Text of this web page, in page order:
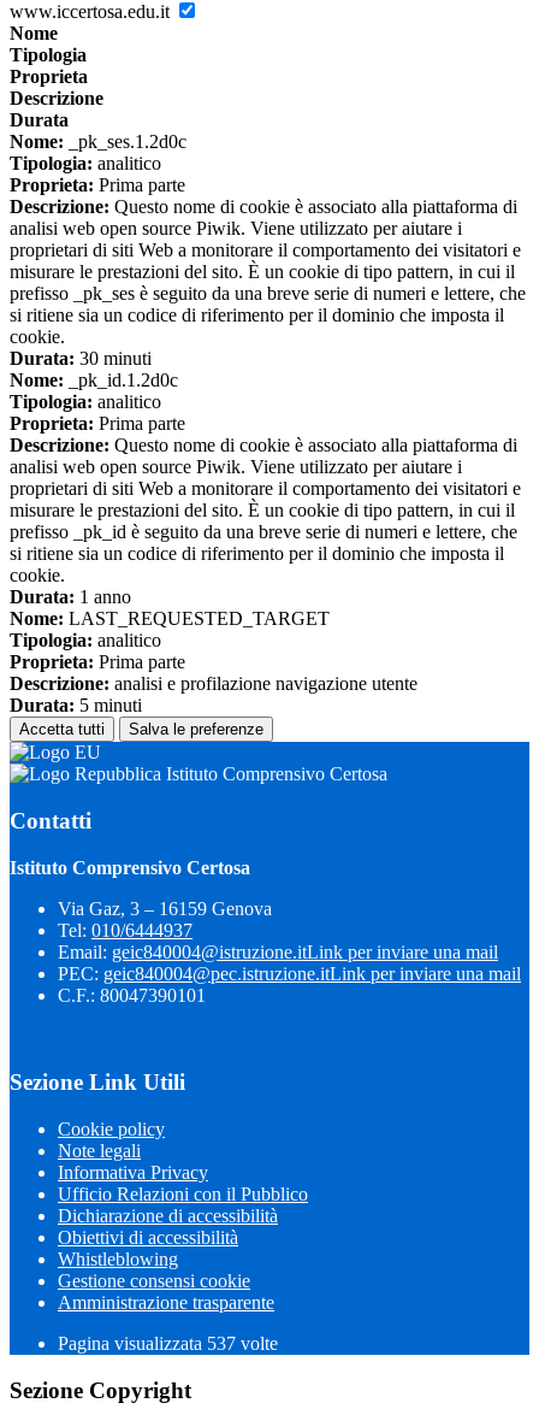
www.iccertosa.edu.it
Nome
Tipologia
Proprieta
Descrizione
Durata
Nome: _pk_ses.1.2d0c
Tipologia: analitico
Proprieta: Prima parte
Descrizione: Questo nome di cookie è associato alla piattaforma di
analisi web open source Piwik. Viene utilizzato per aiutare i
proprietari di siti Web a monitorare il comportamento dei visitatori e
misurare le prestazioni del sito. È un cookie di tipo pattern, in cui il
prefisso _pk_ses è seguito da una breve serie di numeri e lettere, che
si ritiene sia un codice di riferimento per il dominio che imposta il
cookie.
Durata: 30 minuti
Nome: _pk_id.1.2d0c
Tipologia: analitico
Proprieta: Prima parte
Descrizione: Questo nome di cookie è associato alla piattaforma di
analisi web open source Piwik. Viene utilizzato per aiutare i
proprietari di siti Web a monitorare il comportamento dei visitatori e
misurare le prestazioni del sito. È un cookie di tipo pattern, in cui il
prefisso _pk_id è seguito da una breve serie di numeri e lettere, che
si ritiene sia un codice di riferimento per il dominio che imposta il
cookie.
Durata: 1 anno
Nome: LAST_REQUESTED_TARGET
Tipologia: analitico
Proprieta: Prima parte
Descrizione: analisi e profilazione navigazione utente
Durata: 5 minuti
Accetta tutti Salva le preferenze
Istituto Comprensivo Certosa
Contatti
Istituto Comprensivo Certosa
Via Gaz, 3 – 16159 Genova
Tel: 010/6444937
Email: geic840004@istruzione.itLink per inviare una mail
PEC: geic840004@pec.istruzione.itLink per inviare una mail
C.F.: 80047390101
Sezione Link Utili
Cookie policy
Note legali
Informativa Privacy
Ufficio Relazioni con il Pubblico
Dichiarazione di accessibilità
Obiettivi di accessibilità
Whistleblowing
Gestione consensi cookie
Amministrazione trasparente
Pagina visualizzata 537 volte
Sezione Copyright